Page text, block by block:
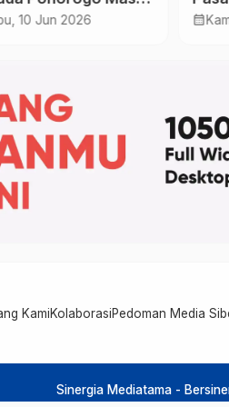
Pondasi, 3.500
10 Jun 2026 calendar_month
KamiKolaborasiPedoman Media
Sinergia Mediatama -